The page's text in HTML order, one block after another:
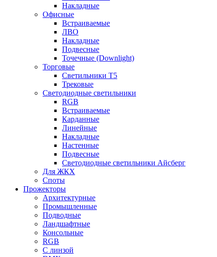
Накладные
Офисные
Встраиваемые
ЛВО
Накладные
Подвесные
Точечные (Downlight)
Торговые
Светильники Т5
Трековые
Светодиодные светильники
RGB
Встраиваемые
Карданные
Линейные
Накладные
Настенные
Подвесные
Светодиодные светильники Айсберг
Для ЖКХ
Споты
Прожекторы
Архитектурные
Промышленные
Подводные
Ландшафтные
Консольные
RGB
С линзой